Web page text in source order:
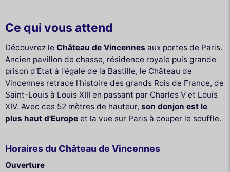
Ce qui vous attend
Découvrez le Château de Vincennes aux portes de Paris.
Ancien pavillon de chasse, résidence royale puis grande
prison d'Etat à l'égale de la Bastille, le Château de
Vincennes retrace l'histoire des grands Rois de France, de
Saint-Louis à Louis XIII en passant par Charles V et Louis
XIV. Avec ces 52 mètres de hauteur, son donjon est le
plus haut d'Europe et la vue sur Paris à couper le souffle.
Horaires du Château de Vincennes
Ouverture